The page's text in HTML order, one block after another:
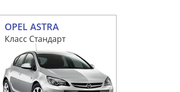
OPEL ASTRA
Класс Стандарт